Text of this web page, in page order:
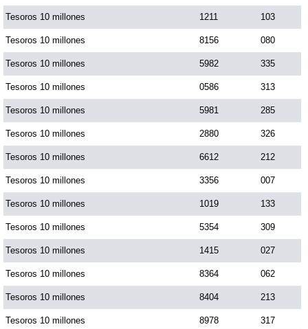
Tesoros 10 millones 1211 103
Tesoros 10 millones 8156 080
Tesoros 10 millones 5982 335
Tesoros 10 millones 0586 313
Tesoros 10 millones 5981 285
Tesoros 10 millones 2880 326
Tesoros 10 millones 6612 212
Tesoros 10 millones 3356 007
Tesoros 10 millones 1019 133
Tesoros 10 millones 5354 309
Tesoros 10 millones 1415 027
Tesoros 10 millones 8364 062
Tesoros 10 millones 8404 213
Tesoros 10 millones 8978 317